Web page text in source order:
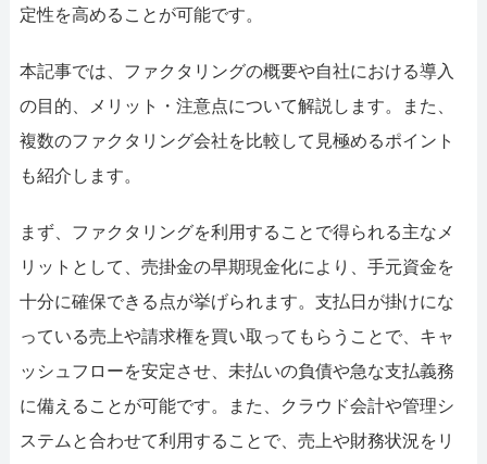
ファクタリングで即日資金調達するための方法
定性を高めることが可能です。
本記事では、ファクタリングの概要や自社における導入
の目的、メリット・注意点について解説します。また、
複数のファクタリング会社を比較して見極めるポイント
も紹介します。
まず、ファクタリングを利用することで得られる主なメ
リットとして、売掛金の早期現金化により、手元資金を
十分に確保できる点が挙げられます。支払日が掛けにな
っている売上や請求権を買い取ってもらうことで、キャ
ッシュフローを安定させ、未払いの負債や急な支払義務
に備えることが可能です。また、クラウド会計や管理シ
ステムと合わせて利用することで、売上や財務状況をリ